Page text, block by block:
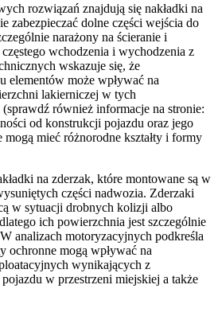
rozwiązań znajdują się nakładki na
zabezpieczać dolne części wejścia do
narażony na ścieranie i
wchodzenia i wychodzenia z
wskazuje się, że
elementów może wpływać na
lakierniczej w tych
również informacje na stronie:
od konstrukcji pojazdu oraz jego
mogą mieć różnorodne kształty i formy
na zderzak, które montowane są w
części nadwozia. Zderzaki
w sytuacji drobnych kolizji albo
ich powierzchnia jest szczególnie
analizach motoryzacyjnych podkreśla
ochronne mogą wpływać na
wynikających z
w przestrzeni miejskiej a także